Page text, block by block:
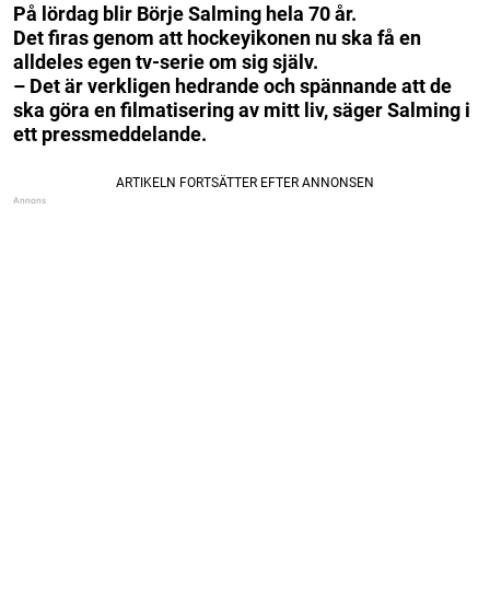
På lördag blir Börje Salming hela 70 år.
Det firas genom att hockeyikonen nu ska få en
alldeles egen tv-serie om sig själv.
– Det är verkligen hedrande och spännande att de
ska göra en filmatisering av mitt liv, säger Salming i
ett pressmeddelande.